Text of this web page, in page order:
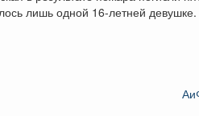
лишь одной 16-летней девушке.